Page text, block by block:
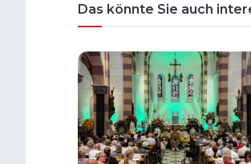
Das könnte Sie auch